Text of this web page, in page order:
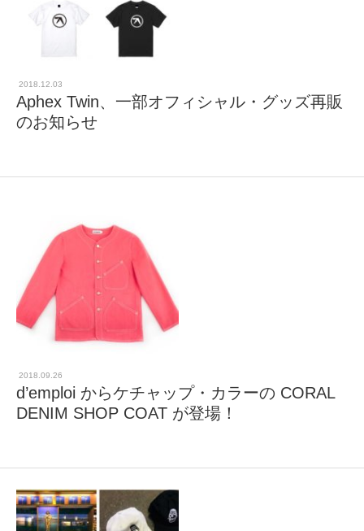
2018.12.03
Aphex Twin、一部オフィシャル・グッズ再販
のお知らせ
2018.09.26
d’emploi からケチャップ・カラーの CORAL
DENIM SHOP COAT が登場！